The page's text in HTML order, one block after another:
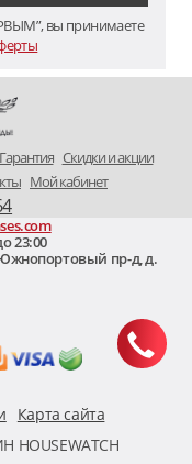
вы принимаете
Гарантия Скидки и акции
Мой кабинет
Карта сайта
23:00
пр-д, д.